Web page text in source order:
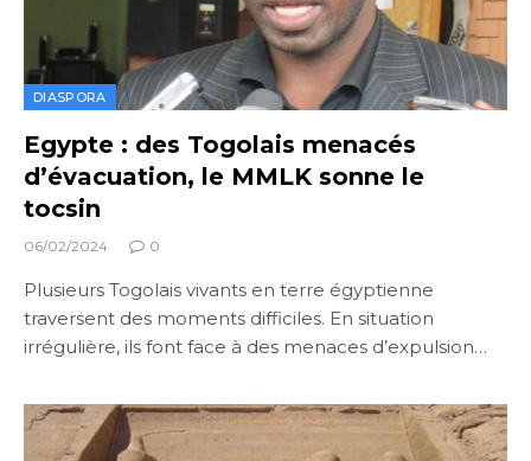
DIASPORA
Egypte : des Togolais menacés
d’évacuation, le MMLK sonne le
tocsin
06/02/2024 0
Plusieurs Togolais vivants en terre égyptienne
traversent des moments difficiles. En situation
irrégulière, ils font face à des menaces d’expulsion…